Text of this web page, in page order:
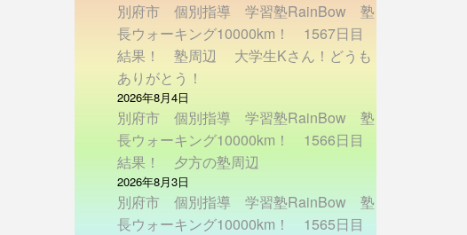
別府市 個別指導 学習塾RainBow 塾
長ウォーキング10000km！ 1567日目
結果！ 塾周辺 大学生Kさん！どうも
ありがとう！
2026年8月4日
別府市 個別指導 学習塾RainBow 塾
長ウォーキング10000km！ 1566日目
結果！ 夕方の塾周辺
2026年8月3日
別府市 個別指導 学習塾RainBow 塾
長ウォーキング10000km！ 1565日目